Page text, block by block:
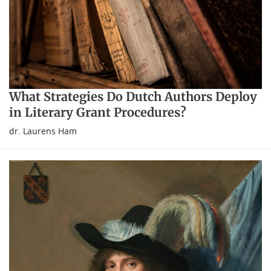
What Strategies Do Dutch Authors Deploy
in Literary Grant Procedures?
dr. Laurens Ham